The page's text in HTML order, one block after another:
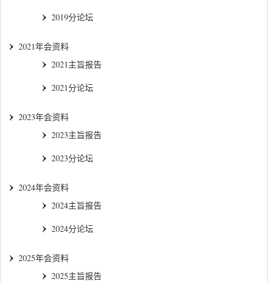
2019分论坛
2021年会资料
2021主旨报告
2021分论坛
2023年会资料
2023主旨报告
2023分论坛
2024年会资料
2024主旨报告
2024分论坛
2025年会资料
2025主旨报告